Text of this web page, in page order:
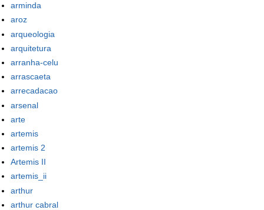
arminda
aroz
arqueologia
arquitetura
arranha-celu
arrascaeta
arrecadacao
arsenal
arte
artemis
artemis 2
Artemis II
artemis_ii
arthur
arthur cabral